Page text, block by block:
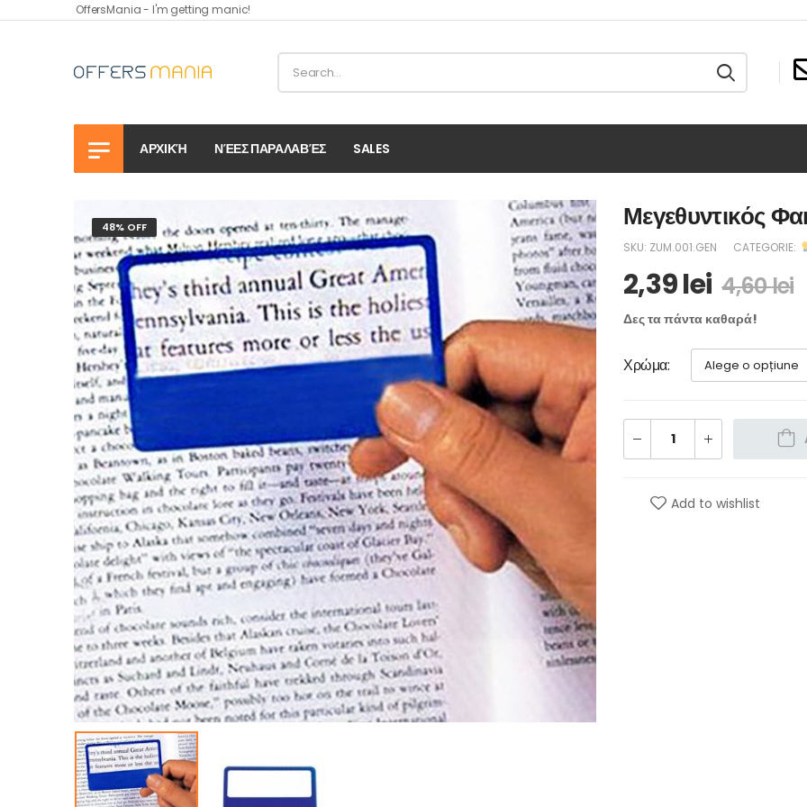
OffersMania - I'm getting manic!
ΑΡΧΙΚΉ ΝΈΕΣ ΠΑΡΑΛΑΒΈΣ SALES
48% OFF Μεγεθυντικός
SKU: ZUM.001.GEN CATEGORIE:
2,39lei 4,60lei
Δες τα πάντα καθαρά!
Χρώμα
Add to wishlist